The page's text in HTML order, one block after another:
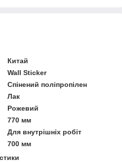
Китай
Wall Sticker
Спінений поліпропілен
Лак
Рожевий
770 мм
Для внутрішніх робіт
700 мм